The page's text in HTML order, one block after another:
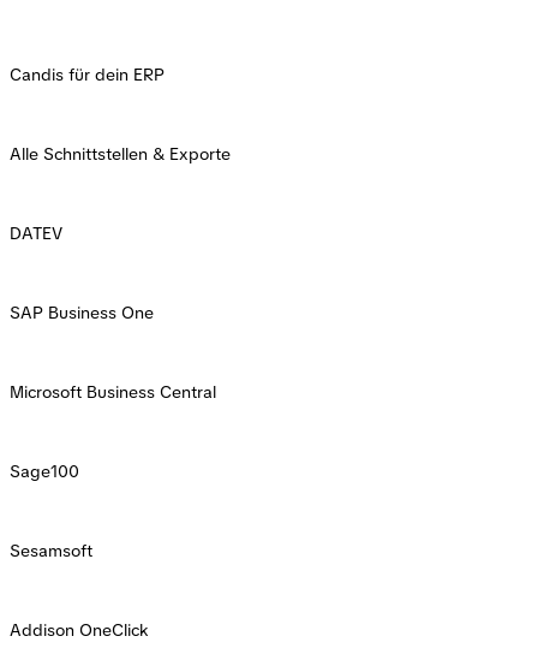
Candis für dein ERP
Alle Schnittstellen & Exporte
DATEV
SAP Business One
Microsoft Business Central
Sage100
Sesamsoft
Addison OneClick